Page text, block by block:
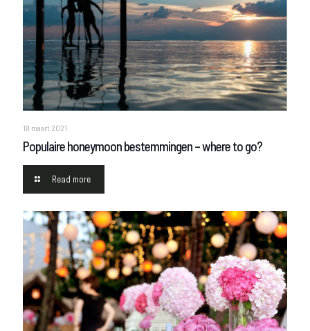
18 maart 2021
Populaire honeymoon bestemmingen – where to go?
Read more